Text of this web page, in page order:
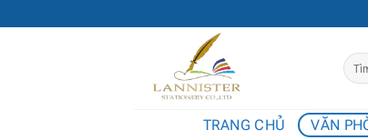
đến
Tìm
kiếm:
TRANG CHỦ VĂN